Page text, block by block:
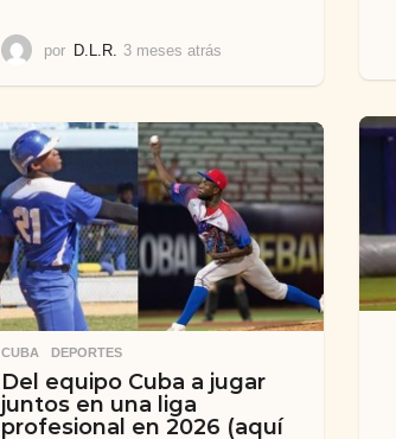
por D.L.R. 3 meses atrás
e
s
a
t
r
á
s
CUBA ,DEPORTES
Del equipo Cuba a jugar
juntos en una liga
profesional en 2026 (aquí